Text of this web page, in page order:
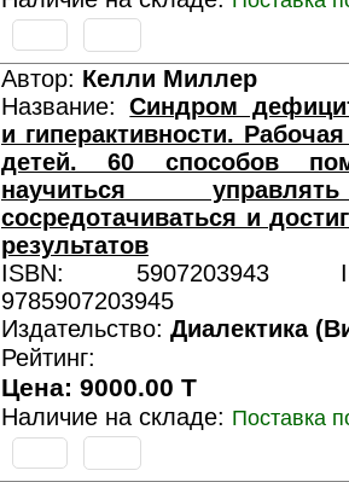
Автор: Келли Миллер
Название:Синдром
и гиперактивности.
детей. 60 способов
научиться
сосредотачиваться и
результатов
ISBN: 5907203943
9785907203945
Издательство: Диалектика
Рейтинг:
Цена: 9000.00 T
Наличие на складе: Поставка